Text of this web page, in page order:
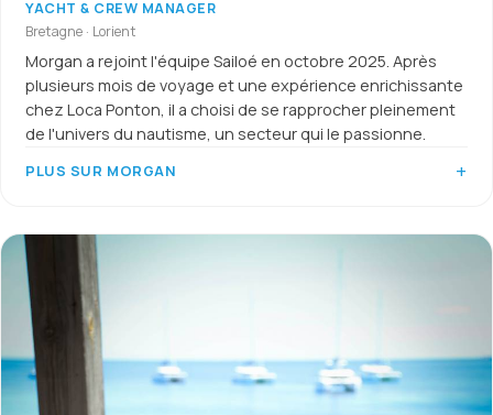
YACHT & CREW MANAGER
Bretagne · Lorient
Morgan a rejoint l'équipe Sailoé en octobre 2025. Après
plusieurs mois de voyage et une expérience enrichissante
chez Loca Ponton, il a choisi de se rapprocher pleinement
de l'univers du nautisme, un secteur qui le passionne.
PLUS SUR MORGAN